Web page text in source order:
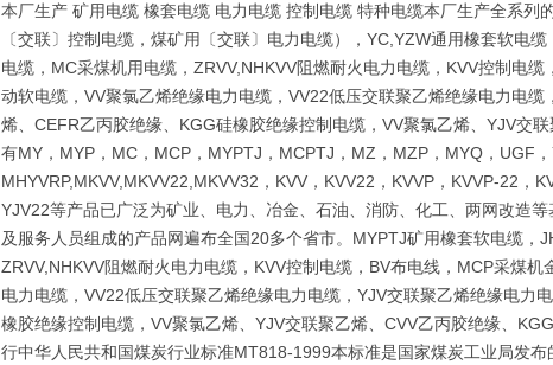
本厂生产 矿用电缆 橡套电缆 电力电缆 控制电缆 特种电缆本厂生产全系
〔交联〕控制电缆，煤矿用〔交联〕电力电缆），YC,YZW通用橡套软电
电缆，MC采煤机用电缆，ZRVV,NHKVV阻燃耐火电力电缆，KVV控制电
动软电缆，VV聚氯乙烯绝缘电力电缆，VV22低压交联聚乙烯绝缘电力电
烯、CEFR乙丙胶绝缘、KGG硅橡胶绝缘控制电缆，VV聚氯乙烯、YJV交
有MY，MYP，MC，MCP，MYPTJ，MCPTJ，MZ，MZP，MYQ，UGF
MHYVRP,MKVV,MKVV22,MKVV32，KVV，KVV22，KVVP，KVVP-22，
YJV22等产品已广泛为矿业、电力、冶金、石油、消防、化工、两网改造
及服务人员组成的产品网遍布全国20多个省市。MYPTJ矿用橡套软电缆，
ZRVV,NHKVV阻燃耐火电力电缆，KVV控制电缆，BV布电线，MCP采煤
电力电缆，VV22低压交联聚乙烯绝缘电力电缆，YJV交联聚乙烯绝缘电力
橡胶绝缘控制电缆，VV聚氯乙烯、YJV交联聚乙烯、CVV乙丙胶绝缘、
行中华人民共和国煤炭行业标准MT818-1999本标准是国家煤炭工业局发